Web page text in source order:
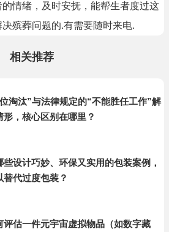
情绪，及时安抚，能帮生者度过这
殡葬问题的.有需要随时来电.
相关推荐
淘汰”与法律规定的“不能胜任工作”解
形，核心区别在哪里？
些设计巧妙、环保又实用的包装案例，
替代过度包装？
评估一件元宇宙虚拟物品（如数字藏